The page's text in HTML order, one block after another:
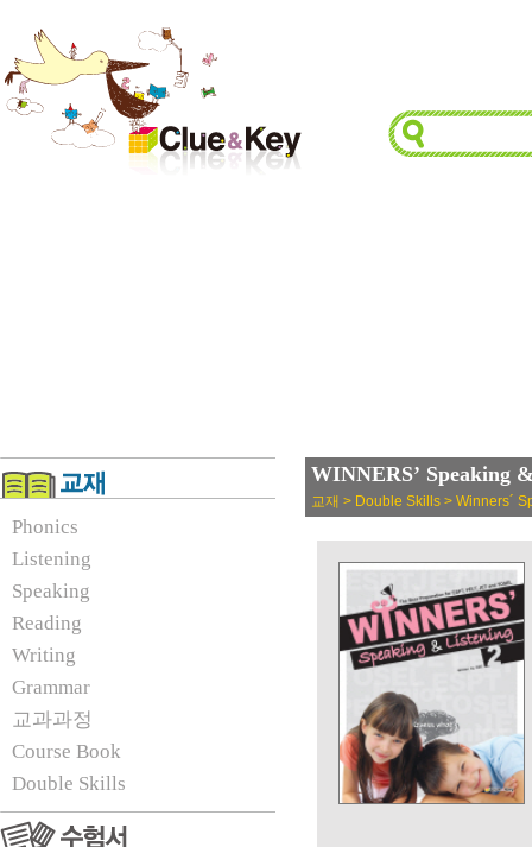
Phonics
Listening
Speaking
Reading
Writing
Grammar
교과과정
Course Book
Double Skills
WINNERS’ Speaking
교재 > Double Skills > Winners´